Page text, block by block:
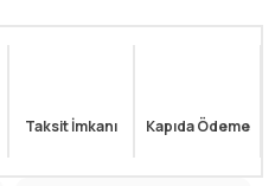
Taksit İmkanı Kapıda Ödeme